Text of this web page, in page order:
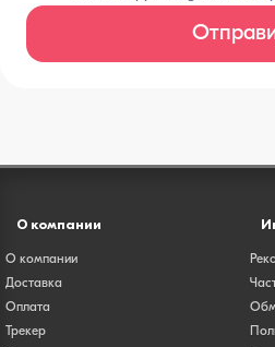
О компании
О компании
Доставка
Оплата
Трекер